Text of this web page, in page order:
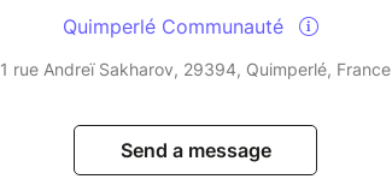
Quimperlé Communauté
1 rue Andreï Sakharov, 29394, Quimperlé, France
Send a message